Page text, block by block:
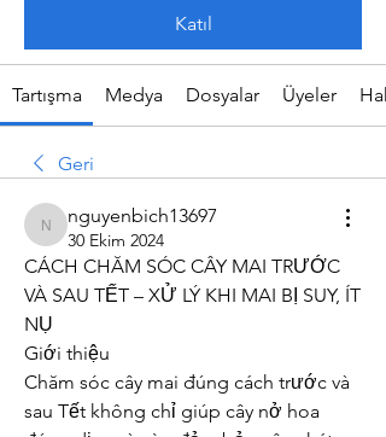
Katıl
Tartışma Medya Dosyalar Üyeler
Geri
nguyenbich13697
nguyenbich13697
30 Ekim 2024
CÁCH CHĂM SÓC CÂY MAI TRƯỚC
VÀ SAU TẾT – XỬ LÝ KHI MAI BỊ SUY, ÍT
NỤ
Giới thiệu
Chăm sóc cây mai đúng cách trước và
sau Tết không chỉ giúp cây nở hoa